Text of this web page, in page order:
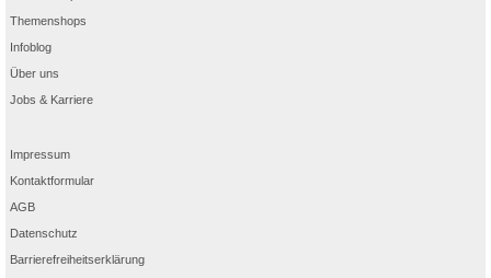
Themenshops
Infoblog
Über uns
Jobs & Karriere
Impressum
Kontaktformular
AGB
Datenschutz
Barrierefreiheitserklärung